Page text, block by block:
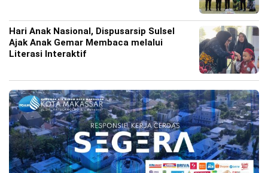
Hari Anak Nasional, Dispusarsip Sulsel
Ajak Anak Gemar Membaca melalui
Literasi Interaktif